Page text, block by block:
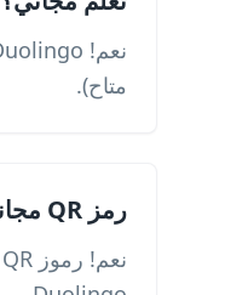
متاح).
رمز QR مجاني؟